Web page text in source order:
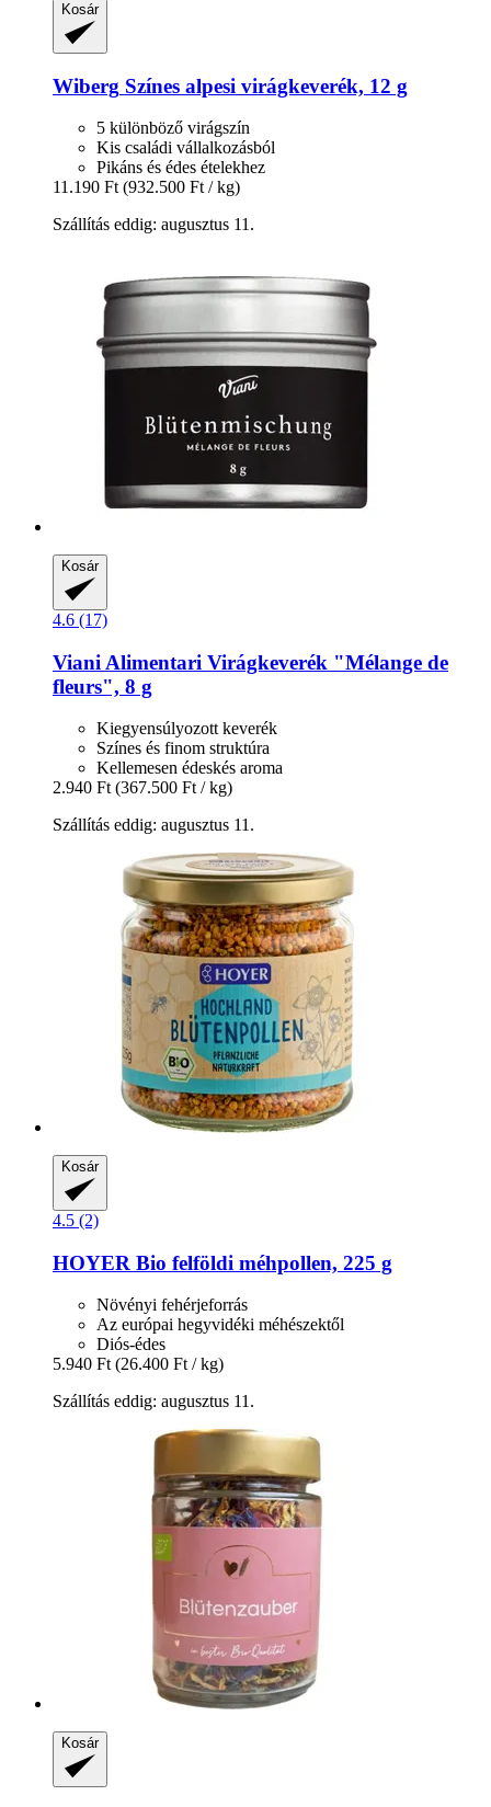
Kosár
Wiberg Színes alpesi virágkeverék, 12 g
5 különböző virágszín
Kis családi vállalkozásból
Pikáns és édes ételekhez
11.190 Ft (932.500 Ft / kg)
Szállítás eddig: augusztus 11.
Kosár
4.6 (17)
Viani Alimentari Virágkeverék "Mélange de
fleurs", 8 g
Kiegyensúlyozott keverék
Színes és finom struktúra
Kellemesen édeskés aroma
2.940 Ft (367.500 Ft / kg)
Szállítás eddig: augusztus 11.
Kosár
4.5 (2)
HOYER Bio felföldi méhpollen, 225 g
Növényi fehérjeforrás
Az európai hegyvidéki méhészektől
Diós-édes
5.940 Ft (26.400 Ft / kg)
Szállítás eddig: augusztus 11.
Kosár